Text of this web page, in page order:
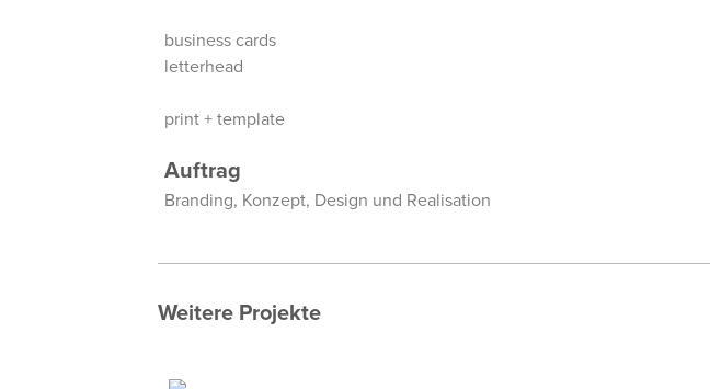
business cards
letterhead
print + template
Auftrag
Branding, Konzept, Design und Realisation
Weitere Projekte